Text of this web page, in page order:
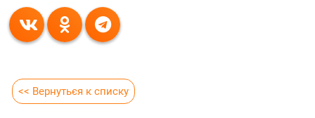
<< Вернуться к списку